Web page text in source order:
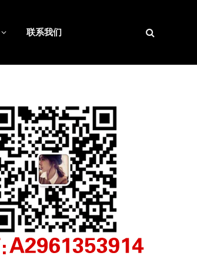
联系我们